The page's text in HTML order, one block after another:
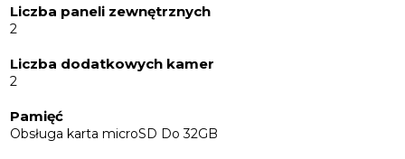
Liczba paneli zewnętrznych
2
Liczba dodatkowych kamer
2
Pamięć
Obsługa karta microSD Do 32GB